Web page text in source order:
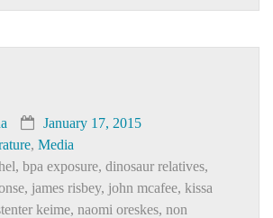
January 17, 2015
, Media
, bpa exposure, dinosaur relatives,
, james risbey, john mcafee, kissa
keime, naomi oreskes, non